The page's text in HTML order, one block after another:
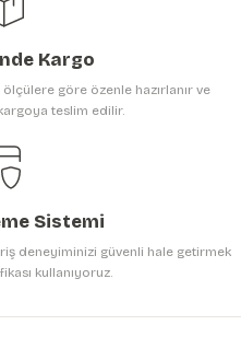
Kargo
göre özenle hazırlanır ve
teslim edilir.
Sistemi
deneyiminizi güvenli hale getirmek
kullanıyoruz.